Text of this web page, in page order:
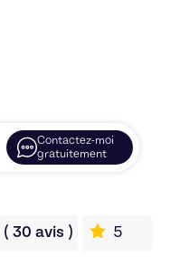
Contactez-moi
gratuitement
( 30 avis ) 5